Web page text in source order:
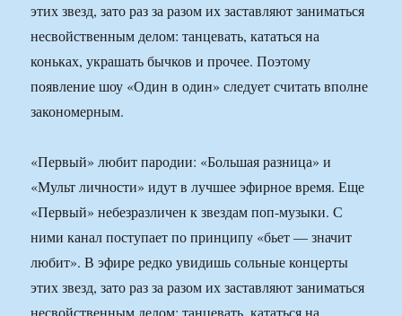
этих звезд, зато раз за разом их заставляют заниматься
несвойственным делом: танцевать, кататься на
коньках, украшать бычков и прочее. Поэтому
появление шоу «Один в один» следует считать вполне
закономерным.
«Первый» любит пародии: «Большая разница» и
«Мульт личности» идут в лучшее эфирное время. Еще
«Первый» небезразличен к звездам поп-музыки. С
ними канал поступает по принципу «бьет — значит
любит». В эфире редко увидишь сольные концерты
этих звезд, зато раз за разом их заставляют заниматься